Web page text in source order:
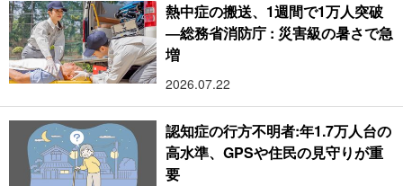
熱中症の搬送、1週間で1万人突破
―総務省消防庁 : 災害級の暑さで急
増
2026.07.22
認知症の行方不明者:年1.7万人台の
高水準、GPSや住民の見守りが重
要